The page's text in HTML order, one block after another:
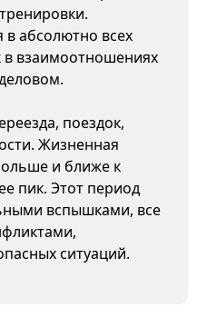
абсолютно всех
в взаимоотношениях
поездок,
Жизненная
и ближе к
пик. Этот период
вспышками, все
ситуаций.